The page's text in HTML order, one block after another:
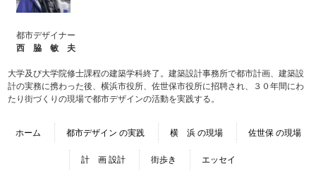
都市デザイナー
西 脇 敏 夫
大学及び大学院修士課程の建築学科終了。建築設計事務所で都市計画、建築設
計の実務に携わった後、横浜市役所、佐世保市役所に招聘され、３０年間にわ
たり街づくりの現場で都市デザインの活動を実践する。
ホーム 都市デザイン の実践 横 浜 の現場 佐世保 の現場
計 画 設計 街歩き エッセイ